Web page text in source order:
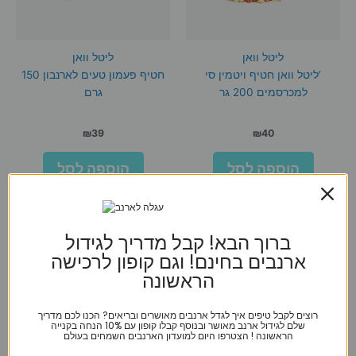
ליטל וואן
‘ליטל וואן חטיף ויטמין סי
למכרסמים 200 גר
₪40
הוספה לסל
ליטל וואן
חטיף פעמון טעים לארנבון 150
גרם
₪39
הוספה לסל
ברוך הבא! קבל מדריך לגידול
ארנבים בחינם! וגם קופון לרכישה
הראשונה
רוצים לקבל טיפים איך לגדל ארנבים מאושרים ובריאים? הכנו לכם מדריך
שלם לגידול ארנב מאושר ובנוסף קבלו קופון עם 10% הנחה בקנייה
הראשונה ! הצטרפו היום למועדון הארנבים השמחים בעולם